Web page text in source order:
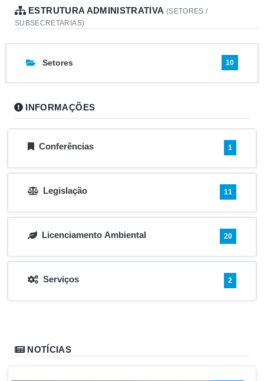
ESTRUTURA ADMINISTRATIVA (SETORES /
SUBSECRETARIAS)
Setores 10
INFORMAÇÕES
Conferências 1
Legislação 11
Licenciamento Ambiental 20
Serviços 2
NOTÍCIAS